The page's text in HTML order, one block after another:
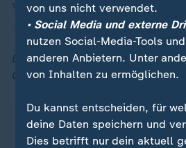
10.04.2026 | 0:31 min
Die Zusammenfassungen und
Champions League finden Sie bei
von uns nicht verwendet.
• Social Media und externe
nutzen Social-Media-Tools
anderen Anbietern. Unter
von Inhalten zu ermöglichen.
Du kannst entscheiden, für
deine Daten speichern und
Dies betrifft nur dein aktuell